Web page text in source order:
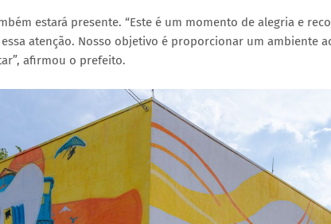
estará presente. “Este é um momento de alegria e
atenção. Nosso objetivo é proporcionar um ambiente
afirmou o prefeito.